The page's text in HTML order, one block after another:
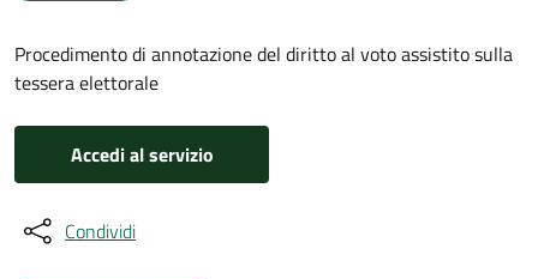
Procedimento di annotazione del diritto al voto assistito sulla
tessera elettorale
Accedi al servizio
Condividi